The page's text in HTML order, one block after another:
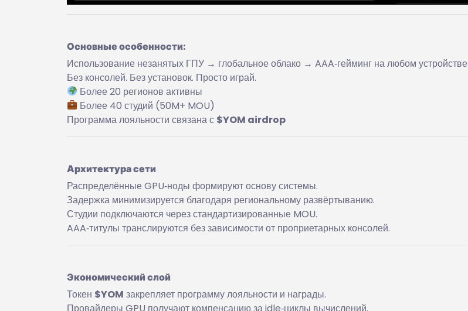
Основные особенности:
Использование незанятых ГПУ → глобальное облако → AAA‑гейминг на любом устройстве
Без консолей. Без установок. Просто играй.
Более 20 регионов активны
Более 40 студий (50M+ MOU)
Программа лояльности связана с $YOM airdrop
Архитектура сети
Распределённые GPU‑ноды формируют основу системы.
Задержка минимизируется благодаря региональному развёртыванию.
Студии подключаются через стандартизированные MOU.
AAA‑титулы транслируются без зависимости от проприетарных консолей.
Экономический слой
Токен $YOM закрепляет программу лояльности и награды.
Провайдеры GPU получают компенсацию за idle‑циклы вычислений.